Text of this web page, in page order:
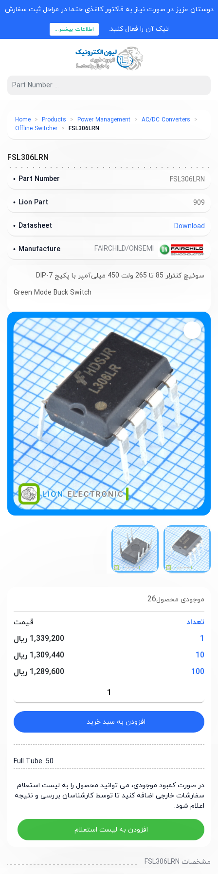
دوستان عزیز در صورت نیاز به فاکتور کاغذی حتما در مراحل ثبت سفارش
تیک آن را فعال کنید. اطلاعات بیشتر...
Home Products Power Management
AC/DC Converters
Offline Switcher
FSL306LRN
26موجودی محصول
تعداد
قیمت
1
1,339,200 ریال
10
1,309,440 ریال
100
1,289,600 ریال
افزودن به سبد خرید
Full Tube: 50
در صورت کمبود موجودی، می توانید محصول را به لیست استعلام
سفارشات خارجی اضافه کنید تا توسط کارشناسان بررسی و نتیجه
اعلام شود.
افزودن به لیست استعلام
FSL306LRN
FSL306LRN
Part Number
909
Lion Part
Download
Datasheet
Manufacture
سوئیچ کنترلر 85 تا 265 ولت 450 میلی‌آمپر با پکیج DIP-7
Green Mode Buck Switch
مشخصات FSL306LRN